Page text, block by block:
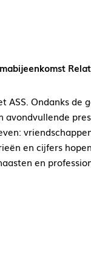
Ondanks de
avondvullende
en cijfers
en